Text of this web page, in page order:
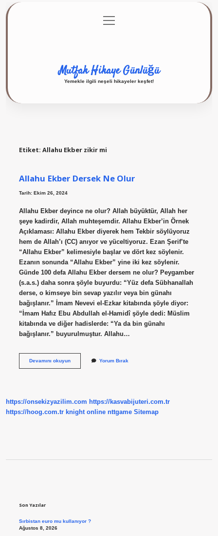
Gizlilik Politikası
menüyü
aç
Mutfak Hikaye Günlüğü
Yemekle ilgili neşeli hikayeler keşfet!
Etiket: Allahu Ekber zikir mi
Allahu Ekber Dersek Ne Olur
Tarih: Ekim 26, 2024
Allahu Ekber deyince ne olur? Allah büyüktür, Allah her
şeye kadirdir, Allah muhteşemdir. Allahu Ekber’in Örnek
Açıklaması: Allahu Ekber diyerek hem Tekbir söylüyoruz
hem de Allah’ı (CC) anıyor ve yüceltiyoruz. Ezan Şerif’te
“Allahu Ekber” kelimesiyle başlar ve dört kez söylenir.
Ezanın sonunda “Allahu Ekber” yine iki kez söylenir.
Günde 100 defa Allahu Ekber dersem ne olur? Peygamber
(s.a.s.) daha sonra şöyle buyurdu: “Yüz defa Sübhanallah
derse, o kimseye bin sevap yazılır veya bin günahı
bağışlanır.” İmam Nevevi el-Ezkar kitabında şöyle diyor:
“İmam Hafız Ebu Abdullah el-Hamidî şöyle dedi: Müslim
kitabında ve diğer hadislerde: “Ya da bin günahı
bağışlanır.” buyurulmuştur. Allahu…
Devamını okuyunAllahu
Yorum Bırak
https://onsekizyazilim.com https://kasvabijuteri.com.tr
https://hoog.com.tr knight online nttgame Sitemap
Son Yazılar
Sırbistan euro mu kullanıyor ?
Ağustos 8, 2026